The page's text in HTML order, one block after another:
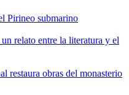
Pirineo submarino
relato entre la literatura y el
restaura obras del monasterio